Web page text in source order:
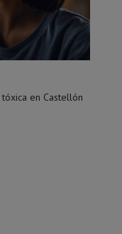
en Castellón